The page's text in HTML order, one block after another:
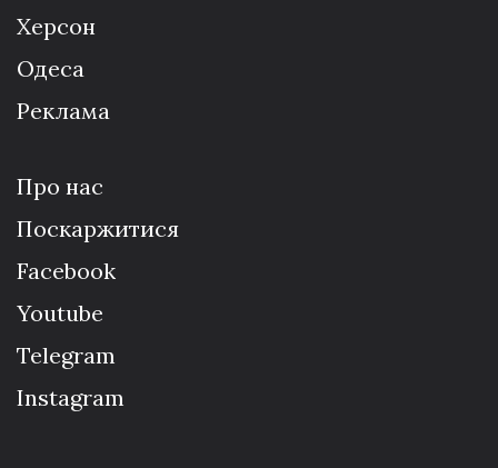
Херсон
Одеса
Реклама
Про нас
Поскаржитися
Facebook
Youtube
Telegram
Instagram